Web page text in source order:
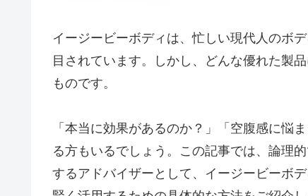
イージービーボディは、忙しい現代人のボ
目されています。しかし、どんな優れた製
ものです。
「本当に効果があるのか？」「空腹感に悩
る方もいるでしょう。この記事では、論理
するアドバイザーとして、イージービーボ